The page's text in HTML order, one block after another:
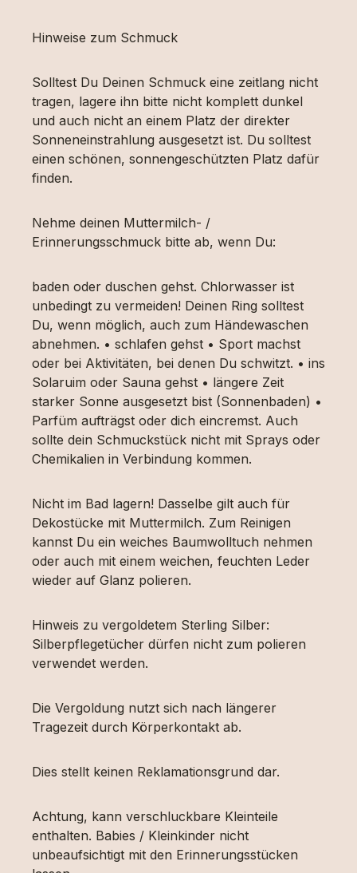
Hinweise zum Schmuck
Solltest Du Deinen Schmuck eine zeitlang nicht
tragen, lagere ihn bitte nicht komplett dunkel
und auch nicht an einem Platz der direkter
Sonneneinstrahlung ausgesetzt ist. Du solltest
einen schönen, sonnengeschützten Platz dafür
finden.
Nehme deinen Muttermilch- /
Erinnerungsschmuck bitte ab, wenn Du:
baden oder duschen gehst. Chlorwasser ist
unbedingt zu vermeiden! Deinen Ring solltest
Du, wenn möglich, auch zum Händewaschen
abnehmen. • schlafen gehst • Sport machst
oder bei Aktivitäten, bei denen Du schwitzt. • ins
Solaruim oder Sauna gehst • längere Zeit
starker Sonne ausgesetzt bist (Sonnenbaden) •
Parfüm aufträgst oder dich eincremst. Auch
sollte dein Schmuckstück nicht mit Sprays oder
Chemikalien in Verbindung kommen.
Nicht im Bad lagern! Dasselbe gilt auch für
Dekostücke mit Muttermilch. Zum Reinigen
kannst Du ein weiches Baumwolltuch nehmen
oder auch mit einem weichen, feuchten Leder
wieder auf Glanz polieren.
Hinweis zu vergoldetem Sterling Silber:
Silberpflegetücher dürfen nicht zum polieren
verwendet werden.
Die Vergoldung nutzt sich nach längerer
Tragezeit durch Körperkontakt ab.
Dies stellt keinen Reklamationsgrund dar.
Achtung, kann verschluckbare Kleinteile
enthalten. Babies / Kleinkinder nicht
unbeaufsichtigt mit den Erinnerungsstücken